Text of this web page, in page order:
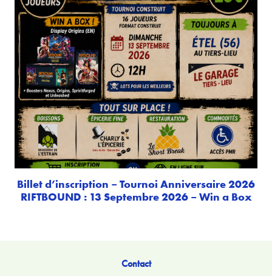
Billet d’inscription – Tournoi Anniversaire 2026
RIFTBOUND : 13 Septembre 2026 – Win a Box
Contact